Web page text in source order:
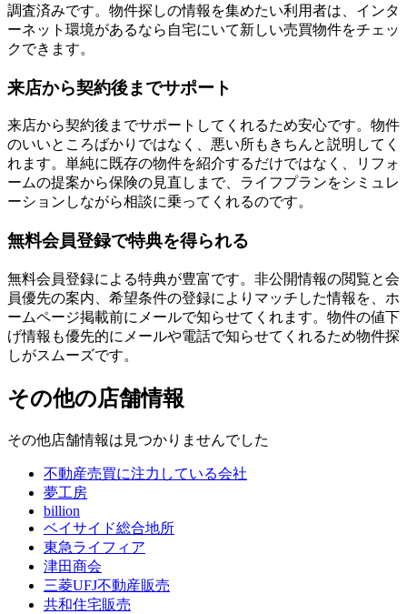
調査済みです。物件探しの情報を集めたい利用者は、インタ
ーネット環境があるなら自宅にいて新しい売買物件をチェッ
クできます。
来店から契約後までサポート
来店から契約後までサポートしてくれるため安心です。 物件
のいいところばかりではなく、悪い所もきちんと説明 してく
れます。単純に既存の物件を紹介するだけではなく、リフォ
ームの提案から保険の見直しまで、ライフプランをシミュレ
ーションしながら相談に乗ってくれるのです。
無料会員登録で特典を得られる
無料会員登録による特典が豊富です。 非公開情報の閲覧と会
員優先の案内、希望条件の登録によりマッチした情報を、ホ
ームページ掲載前にメールで知らせてくれます。 物件の値下
げ情報も優先的にメールや電話で知らせてくれるため物件探
しがスムーズです。
その他の店舗情報
その他店舗情報は見つかりませんでした
不動産売買に注力している会社
夢工房
billion
ベイサイド総合地所
東急ライフィア
津田商会
三菱UFJ不動産販売
共和住宅販売